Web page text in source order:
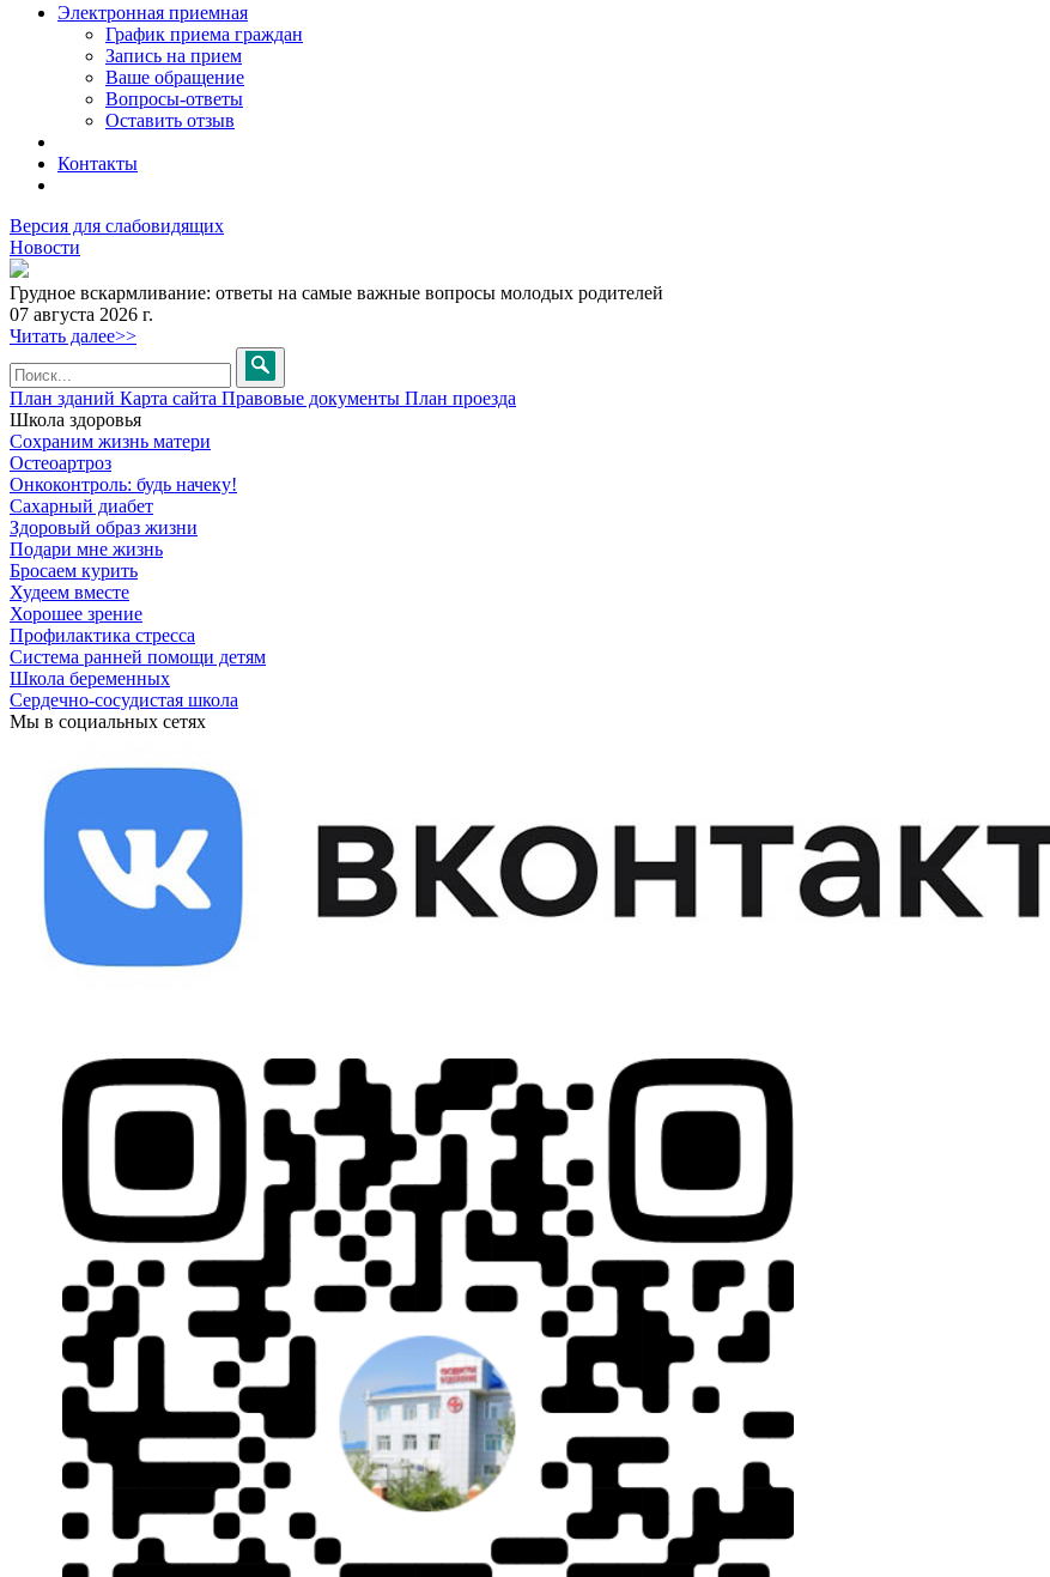
Электронная приемная
График приема граждан
Запись на прием
Ваше обращение
Вопросы-ответы
Оставить отзыв
Контакты
Версия для слабовидящих
Новости
Грудное вскармливание: ответы на самые важные вопросы молодых родителей
07 августа 2026 г.
Читать далее>>
План зданий Карта сайта Правовые документы План проезда
Школа здоровья
Сохраним жизнь матери
Остеоартроз
Онкоконтроль: будь начеку!
Сахарный диабет
Здоровый образ жизни
Подари мне жизнь
Бросаем курить
Худеем вместе
Хорошее зрение
Профилактика стресса
Система ранней помощи детям
Школа беременных
Сердечно-сосудистая школа
Мы в социальных сетях